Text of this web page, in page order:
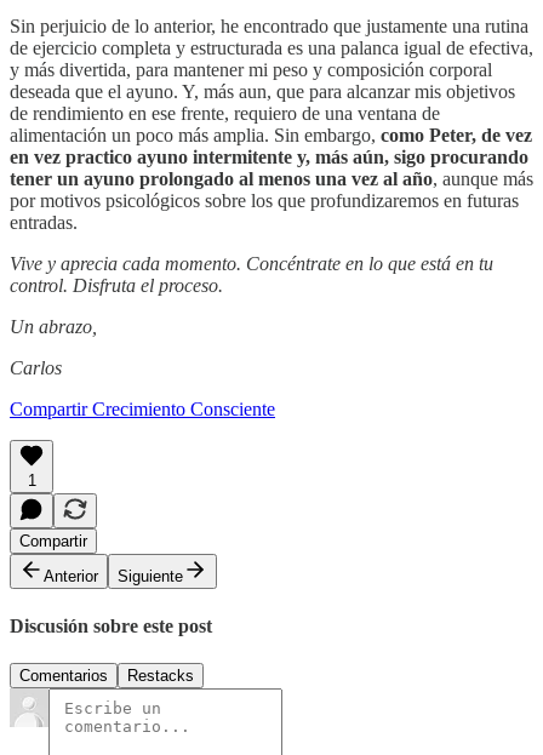
Sin perjuicio de lo anterior, he encontrado que justamente una rutina
de ejercicio completa y estructurada es una palanca igual de efectiva,
y más divertida, para mantener mi peso y composición corporal
deseada que el ayuno. Y, más aun, que para alcanzar mis objetivos
de rendimiento en ese frente, requiero de una ventana de
alimentación un poco más amplia. Sin embargo, como Peter, de vez
en vez practico ayuno intermitente y, más aún, sigo procurando
tener un ayuno prolongado al menos una vez al año, aunque más
por motivos psicológicos sobre los que profundizaremos en futuras
entradas.
Vive y aprecia cada momento. Concéntrate en lo que está en tu
control. Disfruta el proceso.
Un abrazo,
Carlos
Compartir Crecimiento Consciente
1
Compartir
Anterior
Siguiente
Discusión sobre este post
Comentarios Restacks